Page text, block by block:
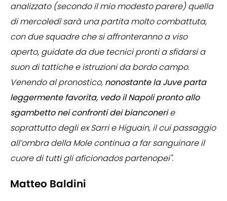
analizzato (secondo il mio modesto parere) quella
di mercoledì sarà una partita molto combattuta,
con due squadre che si affronteranno a viso
aperto, guidate da due tecnici pronti a sfidarsi a
suon di tattiche e istruzioni da bordo campo.
Venendo al pronostico, nonostante la Juve parta
leggermente favorita, vedo il Napoli pronto allo
sgambetto nei confronti dei bianconerie
soprattutto degli ex Sarri e Higuain, il cui passaggio
all’ombra della Mole continua a far sanguinare il
cuore di tutti gli aficionados partenopei".
Matteo Baldini